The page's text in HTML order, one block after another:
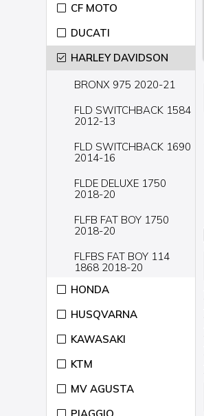
CF MOTO
DUCATI
HARLEY DAVIDSON
BRONX 975 2020-21
FLD SWITCHBACK 1584
2012-13
FLD SWITCHBACK 1690
2014-16
FLDE DELUXE 1750
2018-20
FLFB FAT BOY 1750
2018-20
FLFBS FAT BOY 114
1868 2018-20
FLFBS FAT BOY 114
2018
FLHC HERITAGE
CLASSIC 114 1868
HONDA
HUSQVARNA
KAWASAKI
KTM
MV AGUSTA